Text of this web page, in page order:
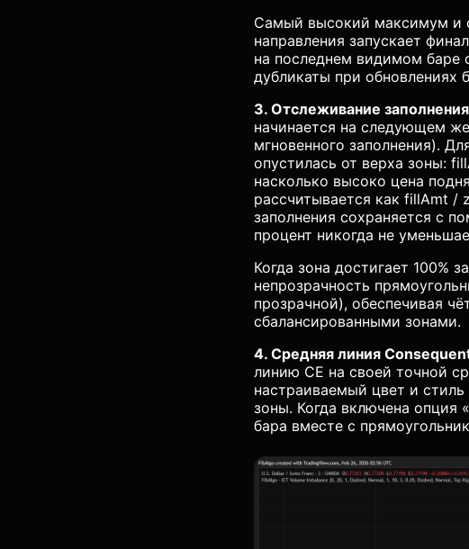
Самый высокий максимум и
направления запускает
на последнем видимом баре
дубликаты при обновлениях
3. Отслеживание
начинается на следующем
мгновенного заполнения).
опустилась от верха зоны:
насколько высоко цена
рассчитывается как fillAmt /
заполнения сохраняется с
процент никогда не
Когда зона достигает 100%
непрозрачность
прозрачной), обеспечивая
сбалансированными зонами.
4. Средняя линия
линию CE на своей точной
настраиваемый цвет и
зоны. Когда включена опция
бара вместе с